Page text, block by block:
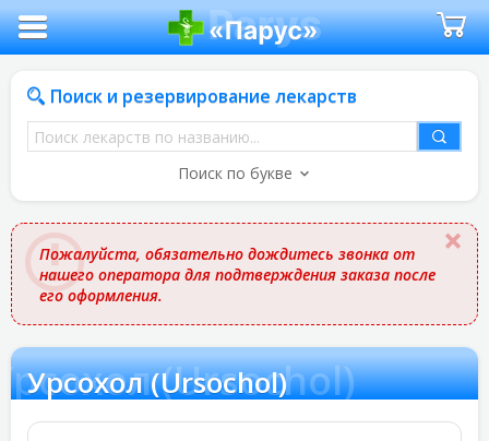
Поиск и резервирование лекарств
Поиск
лекарств
названию
Поиск по букве
Пожалуйста, обязательно дождитесь звонка от
нашего оператора для подтверждения заказа после
его оформления.
(Ursochol)
Урсохол (Ursochol)